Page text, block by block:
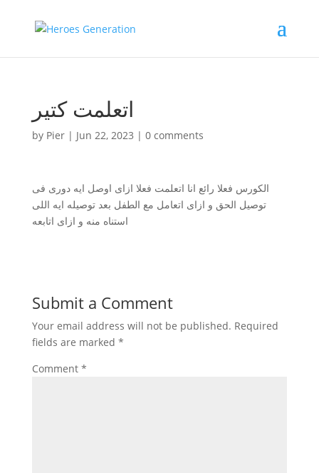
اتعلمت كتير
by Pier| Jun 22, 2023 | 0 comments
الكورس فعلا رائع انا اتعلمت فعلا ازاى اوصل ايه دورى فى
توصيل الحق و ازاى اتعامل مع الطفل بعد توصيله ايه اللى
استناه منه و ازاى اتابعه
Submit a Comment
Your email address will not be published. Required
fields are marked *
Comment *